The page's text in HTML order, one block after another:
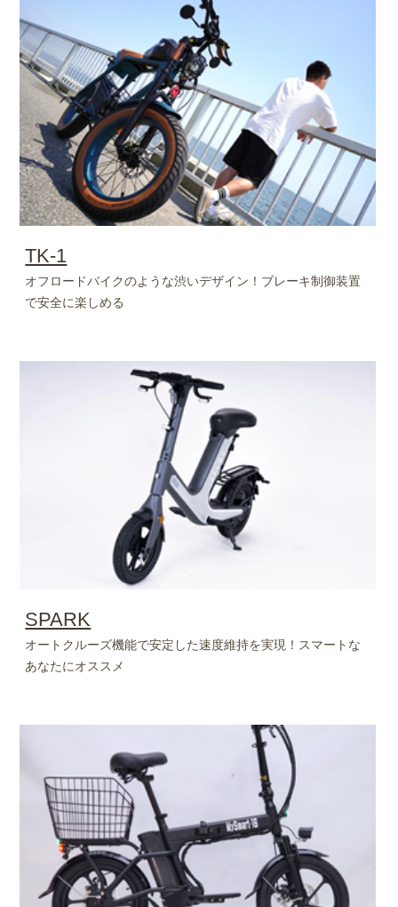
TK-1
オフロードバイクのような渋いデザイン！ブレーキ制御装置
で安全に楽しめる
SPARK
オートクルーズ機能で安定した速度維持を実現！スマートな
あなたにオススメ